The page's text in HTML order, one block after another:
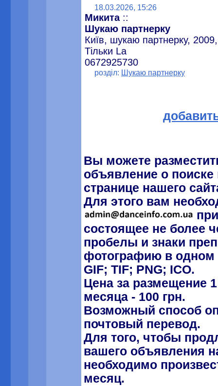
18.03.2026, 15:26
Микита ::
Шукаю партнерку
Київ, шукаю партнерку,
Тільки La
0672925730
розділ: Шукаю партнерку
Вы можете
объявление о поиске
странице нашего
Для этого вам
состоящее не более
пробелы и знаки
фотографию в одном
GIF; TIF; PNG; ICO.
Цена за размещение
месяца - 100 грн.
Возможный способ
почтовый перевод.
Для того, чтобы
вашего объявления
необходимо
месяц.